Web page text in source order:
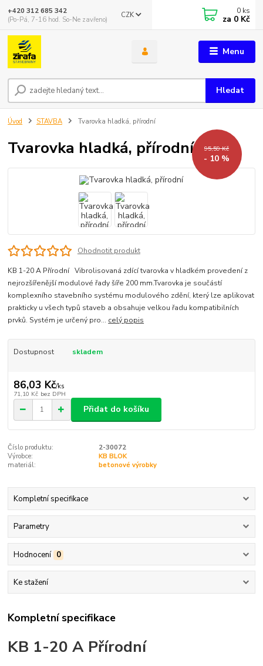
Menu
CZK
Hledat
+420 312 685 342
(Po-Pá, 7-16 hod. So-Ne zavřeno)
0 ks
za 0 Kč
Úvod STAVBA Tvarovka hladká, přírodní
Tvarovka hladká, přírodní 95,59 Kč
- 10 %
Ohodnotit produkt
KB 1-20 A Přírodní Vibrolisovaná zdící tvarovka v hladkém provedení z
nejrozšířenější modulové řady šíře 200 mm.Tvarovka je součástí
komplexního stavebního systému modulového zdění, který lze aplikovat
prakticky u všech typů staveb a obsahuje velkou řadu kompatibilních
prvků. Systém je určený pro... celý popis
Dostupnost skladem
86,03 Kč/ks
71,10 Kč bez DPH
Přidat do košíku
Číslo produktu:
2-30072
Výrobce:
KB BLOK
materiál:
betonové výrobky
Kompletní specifikace
Parametry
Hodnocení 0
Ke stažení
Kompletní specifikace
KB 1-20 A Přírodní